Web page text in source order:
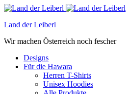
Land der Leiberl
Wir machen Österreich noch fescher
Designs
Für die Hawara
Herren T-Shirts
Unisex Hoodies